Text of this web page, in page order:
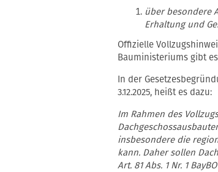
über besondere
Erhaltung und
Offizielle
Bauministeriums gibt
In der
3.12.2025, heißt es dazu:
Im Rahmen des
insbesondere die
kann. Daher sollen
Art. 81 Abs. 1 Nr. 1